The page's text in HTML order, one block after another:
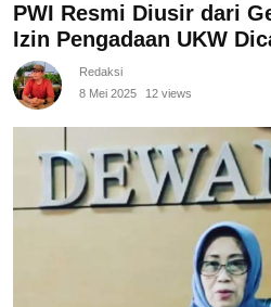
PWI Resmi Diusir dari
Izin Pengadaan UKW
Redaksi
8 Mei 2025
12 views